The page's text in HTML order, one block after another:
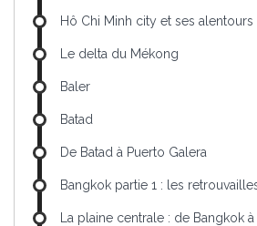
Hô Chi Minh city et ses alentours
Le delta du Mékong
Baler
Batad
De Batad à Puerto Galera
Bangkok partie 1 : les
La plaine centrale : de Bangkok